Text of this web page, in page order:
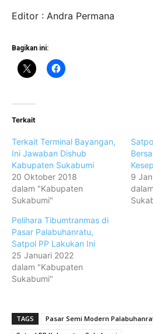
Editor : Andra Permana
Bagikan ini:
Terkait
Terkait Terminal Bayangan,
Ini Jawaban Dishub
Kabupaten Sukabumi
20 Oktober 2018
dalam "Kabupaten
Sukabumi"
9
Pelihara Tibumtranmas di
Pasar Palabuhanratu,
Satpol PP Lakukan Ini
25 Januari 2022
dalam "Kabupaten
Sukabumi"
TAGS Pasar Semi Modern